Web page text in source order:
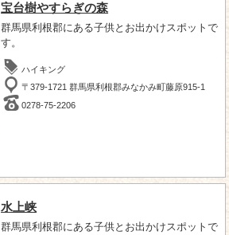
宝台樹やすらぎの森
群馬県利根郡にある子供とお出かけスポットで
す。
ハイキング
〒379-1721 群馬県利根郡みなかみ町藤原915-1
0278-75-2206
水上峡
群馬県利根郡にある子供とお出かけスポットで